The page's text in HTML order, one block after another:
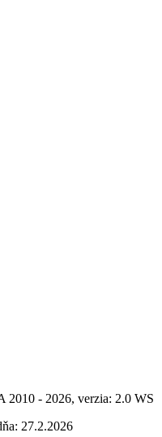
2010 - 2026, verzia: 2.0 WS
27.2.2026